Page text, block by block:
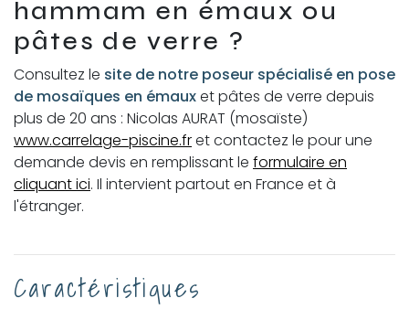
hammam en émaux ou
pâtes de verre ?
Consultez le site de notre poseur spécialisé en pose
de mosaïques en émauxet pâtes de verre depuis
plus de 20 ans : Nicolas AURAT (mosaïste)
www.carrelage-piscine.fret contactez le pour une
demande devis en remplissant le formulaire en
cliquant ici. Il intervient partout en France et à
l'étranger.
Caractéristiques